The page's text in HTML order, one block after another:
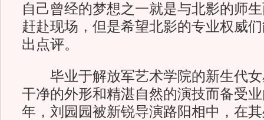
自己曾经的梦想之一就是与北影的师
赶赴现场，但是希望北影的专业权威
出点评。
毕业于解放军艺术学院的新生代女
干净的外形和精湛自然的演技而备受
年，刘园园被新锐导演路阳相中，在